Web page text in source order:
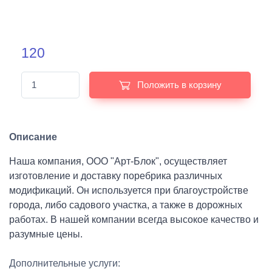
120
Положить в корзину
Описание
Наша компания, ООО "Арт-Блок", осуществляет
изготовление и доставку поребрика различных
модификаций. Он используется при благоустройстве
города, либо садового участка, а также в дорожных
работах. В нашей компании всегда высокое качество и
разумные цены.
Дополнительные услуги: